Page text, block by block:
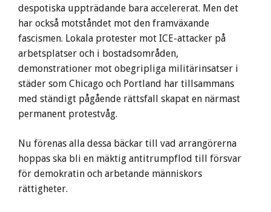
despotiska uppträdande bara accelererat. Men det
har också motståndet mot den framväxande
fascismen. Lokala protester mot ICE-attacker på
arbetsplatser och i bostadsområden,
demonstrationer mot obegripliga militärinsatser i
städer som Chicago och Portland har tillsammans
med ständigt pågående rättsfall skapat en närmast
permanent protestvåg.
Nu förenas alla dessa bäckar till vad arrangörerna
hoppas ska bli en mäktig antitrumpflod till försvar
för demokratin och arbetande människors
rättigheter.